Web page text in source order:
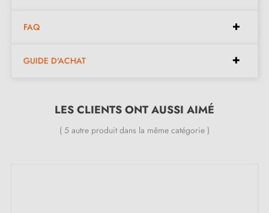
Matériau : laiton (garantie de la qualité et durabilité)
FAQ
GUIDE D'ACHAT
LES CLIENTS ONT AUSSI AIMÉ
( 5 autre produit dans la même catégorie )